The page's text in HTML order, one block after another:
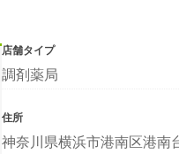
店舗タイプ
調剤薬局
住所
神奈川県横浜市港南区港南